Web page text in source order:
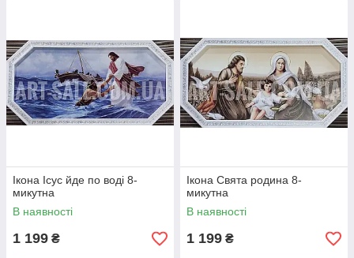
Ікона Ісус йде по воді 8-
микутна
В наявності
1 199 ₴
Ікона Свята родина 8-
микутна
В наявності
1 199 ₴